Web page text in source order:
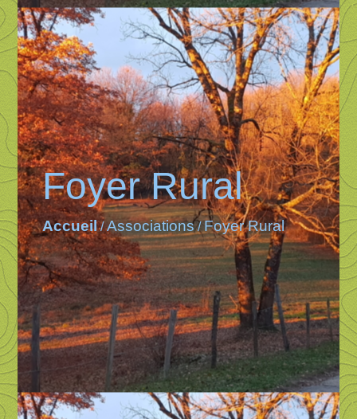
Foyer Rural
Accueil/Associations/ Foyer Rural